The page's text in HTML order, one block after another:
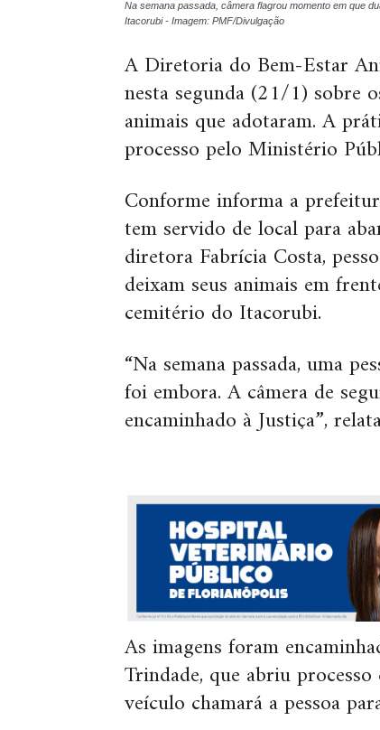
Na semana passada, câmera flagrou momento em que
Itacorubi - Imagem: PMF/Divulgação
A Diretoria do Bem-Estar
nesta segunda (21/1) sobre
animais que adotaram. A
processo pelo Ministério
Conforme informa a
tem servido de local para
diretora Fabrícia Costa,
deixam seus animais em
cemitério do Itacorubi.
“Na semana passada, uma
foi embora. A câmera de
encaminhado à Justiça”,
As imagens foram
Trindade, que abriu
veículo chamará a pessoa